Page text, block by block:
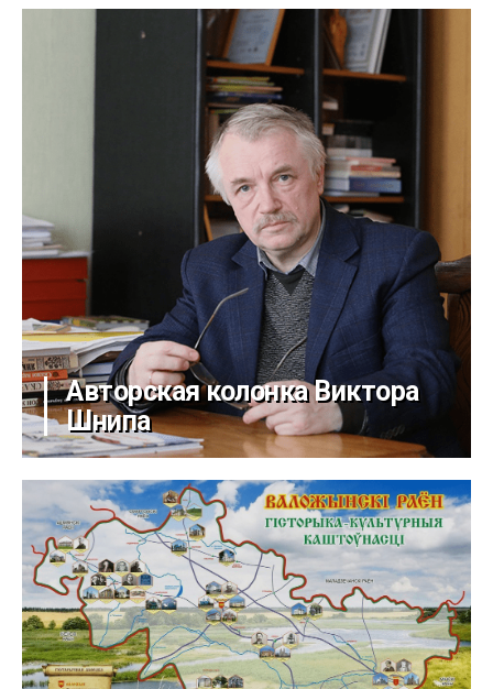
Авторская колонка Виктора
Шнипа